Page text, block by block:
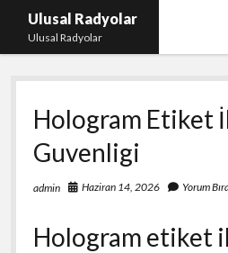
Ulusal Radyolar
Ulusal Radyolar
Ana Başlık: Discord Instagram
Instagram Beğeni Kazanma
Liste
Sayfa Listesi
Hologram Etiket
Guvenligi
admin Haziran 14, 2026 Yorum
Hologram etiket